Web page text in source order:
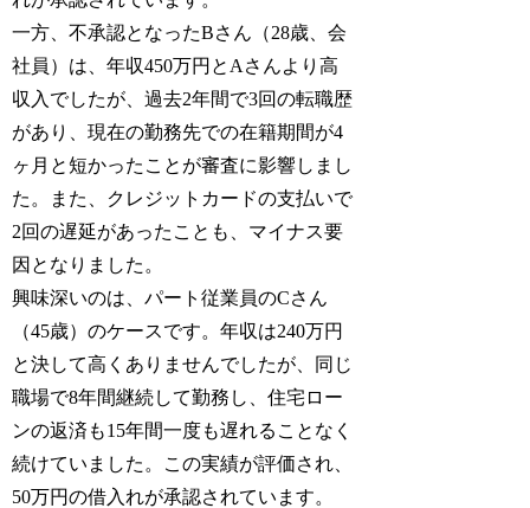
一方、不承認となったBさん（28歳、会
社員）は、年収450万円とAさんより高
収入でしたが、過去2年間で3回の転職歴
があり、現在の勤務先での在籍期間が4
ヶ月と短かったことが審査に影響しまし
た。また、クレジットカードの支払いで
2回の遅延があったことも、マイナス要
因となりました。
興味深いのは、パート従業員のCさん
（45歳）のケースです。年収は240万円
と決して高くありませんでしたが、同じ
職場で8年間継続して勤務し、住宅ロー
ンの返済も15年間一度も遅れることなく
続けていました。この実績が評価され、
50万円の借入れが承認されています。